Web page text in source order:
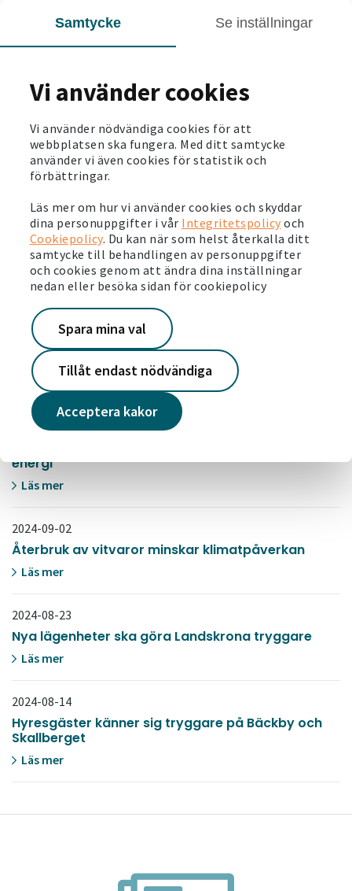
Samtycke Se inställningar
Vi använder cookies
Vi använder nödvändiga cookies för att
webbplatsen ska fungera. Med ditt samtycke
använder vi även cookies för statistik och
förbättringar.
Läs mer om hur vi använder cookies och skyddar
dina personuppgifter i vår Integritetspolicy och
Cookiepolicy. Du kan när som helst återkalla ditt
samtycke till behandlingen av personuppgifter
och cookies genom att ändra dina inställningar
nedan eller besöka sidan för cookiepolicy
Acceptera kakor
Spara mina val
Tillåt endast nödvändiga
inte kan komma iväg till lotten. Och den sociala delen med
odlingslådorna gör också att det är trevligt att bara vara där
- Alla vi i personalen är jätteglada över detta projekt. Vi ser
träffas på gården och pratar och dricker kaffe tillsammans,
säger Jenny.
På bilden står Jenny vid odlingslådorna och trädgårdsskjulet i
Arboga.
SENASTE NYTT
2024-11-12
Vårt tidigare områdeskontor i Husby blir
mötesplats för unga
Läs mer
2024-09-18
energi
Läs mer
2024-09-02
Återbruk av vitvaror minskar klimatpåverkan
Läs mer
2024-08-23
Nya lägenheter ska göra Landskrona tryggare
Läs mer
2024-08-14
Hyresgäster känner sig tryggare på Bäckby och
Skallberget
Läs mer